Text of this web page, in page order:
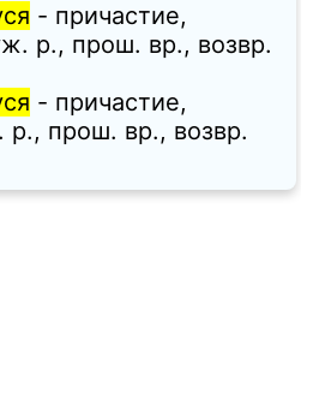
- причастие,
p., прош. вр., возвр.
- причастие,
p., прош. вр., возвр.